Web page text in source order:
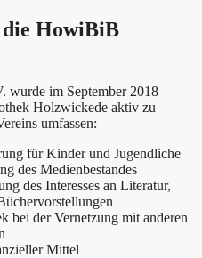
die HowiBiB
wurde im September 2018
Holzwickede aktiv zu
umfassen:
für Kinder und Jugendliche
des Medienbestandes
des Interesses an Literatur,
bei der Vernetzung mit anderen
Mittel